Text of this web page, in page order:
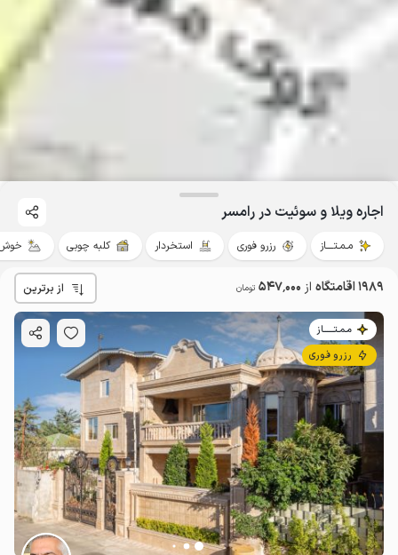
اجاره ویلا و سوئیت در رامسر
مـمـتــــاز رزرو فوری استخردار کلبه چوبی خوش
1989 اقامتگاه از 547٬000 تومان از برترین
مـمـتــــــاز
رزرو فوری